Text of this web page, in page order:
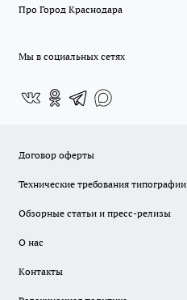
Про Город Краснодара
Мы в социальных сетях
Договор оферты
Технические требования типографии
Обзорные статьи и пресс-релизы
О нас
Контакты